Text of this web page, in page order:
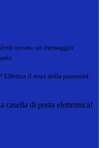
inviato un messaggio
Effettua il reset della password
casella di posta elettronica!